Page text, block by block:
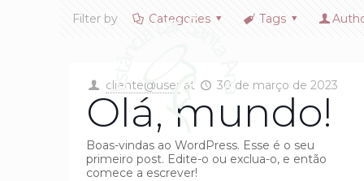
Filter by Categories Tags
cliente@user at 30 de março de 2023
Olá, mundo!
Boas-vindas ao WordPress. Esse é o seu
primeiro post. Edite-o ou exclua-o, e então
comece a escrever!